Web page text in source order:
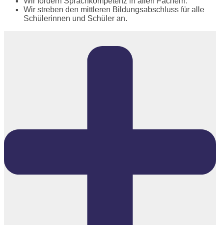
Wir streben den mittleren Bildungsabschluss für alle
Schülerinnen und Schüler an.